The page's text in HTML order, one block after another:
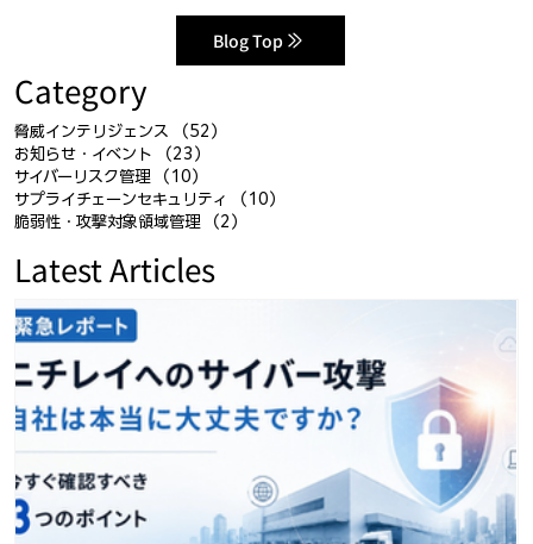
Blog Top
Category
脅威インテリジェンス （52）
お知らせ・イベント
（23）
サイバーリスク管理
（10）
サプライチェーンセキュリティ
（10）
脆弱性・攻撃対象領域管理
（2）
Latest Articles